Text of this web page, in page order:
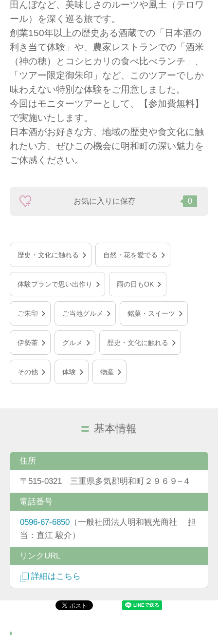
田んぼなど、美味しさのルーツや風土（テロワ
ール）を深く巡る旅です。
創業150年以上の歴史ある酒蔵での「日本酒の
利き当て体験」や、農家レストランでの「酒米
（神の穂）とコシヒカリの食べ比べランチ」、
「ツアー限定御朱印」など、このツアーでしか
味わえない特別な体験をご用意しました。
今回はモニターツアーとして、【参加費無料】
で実施いたします。
日本酒がお好きな方、地域の歴史や食文化に触
れたい方、ぜひこの機会に明和町の深い魅力を
ご体感ください。
お気に入りに保存 0
歴史・文化に触れる 自然・花を愛でる
体験プランで思い出作り 雨の日もOK
ご朱印 ご当地グルメ 銘菓・スイーツ
伊勢茶 グルメ 歴史・文化に触れる
その他 体験 物産
基本情報
住所
〒515-0321 三重県多気郡明和町２９６９−４
電話番号
0596-67-6850 （一般社団法人明和観光商社 担
当：直江 駿介）
リンクURL
詳細はこちら